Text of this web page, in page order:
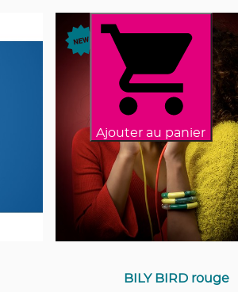
Ajouter au panier
BILY BIRD rouge